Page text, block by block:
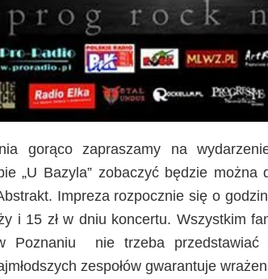
gorąco zapraszamy na
„U Bazyla” zobaczyć będzie można
Impreza rozpocznie się o
i 15 zł w dniu koncertu. Wszystkim
Poznaniu nie trzeba
zespołów gwarantuje